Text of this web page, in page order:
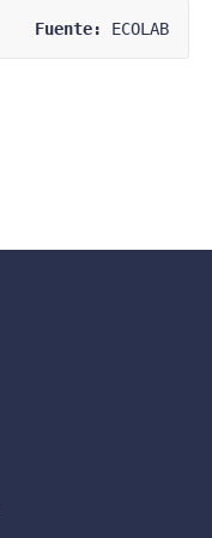
Fuente: ECOLAB